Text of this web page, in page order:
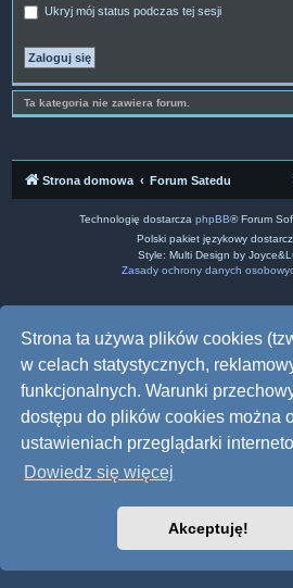
Strona ta używa plików cookies
w celach statystycznych,
funkcjonalnych. Warunki
dostępu do plików cookies można
ustawieniach przeglądarki
Dowiedz się więcej
Akceptuję!
Ukryj mój status podczas tej sesji
Ta kategoria nie zawiera forum.
Strona domowa Forum Satedu
Technologię dostarcza phpBB® Forum
Polski pakiet językowy
Style: Multi Design by
Zasady ochrony danych